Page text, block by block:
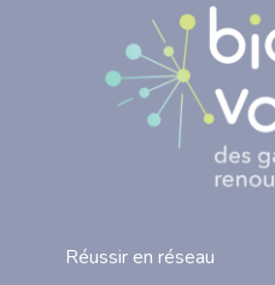
Réussir en réseau